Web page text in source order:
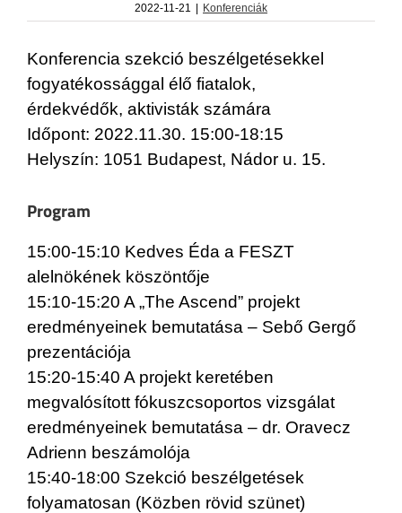
2022-11-21 | Konferenciák
Konferencia szekció beszélgetésekkel
fogyatékossággal élő fiatalok,
érdekvédők, aktivisták számára
Időpont: 2022.11.30. 15:00-18:15
Helyszín: 1051 Budapest, Nádor u. 15.
Program
15:00-15:10 Kedves Éda a FESZT
alelnökének köszöntője
15:10-15:20 A „The Ascend” projekt
eredményeinek bemutatása – Sebő Gergő
prezentációja
15:20-15:40 A projekt keretében
megvalósított fókuszcsoportos vizsgálat
eredményeinek bemutatása – dr. Oravecz
Adrienn beszámolója
15:40-18:00 Szekció beszélgetések
folyamatosan (Közben rövid szünet)